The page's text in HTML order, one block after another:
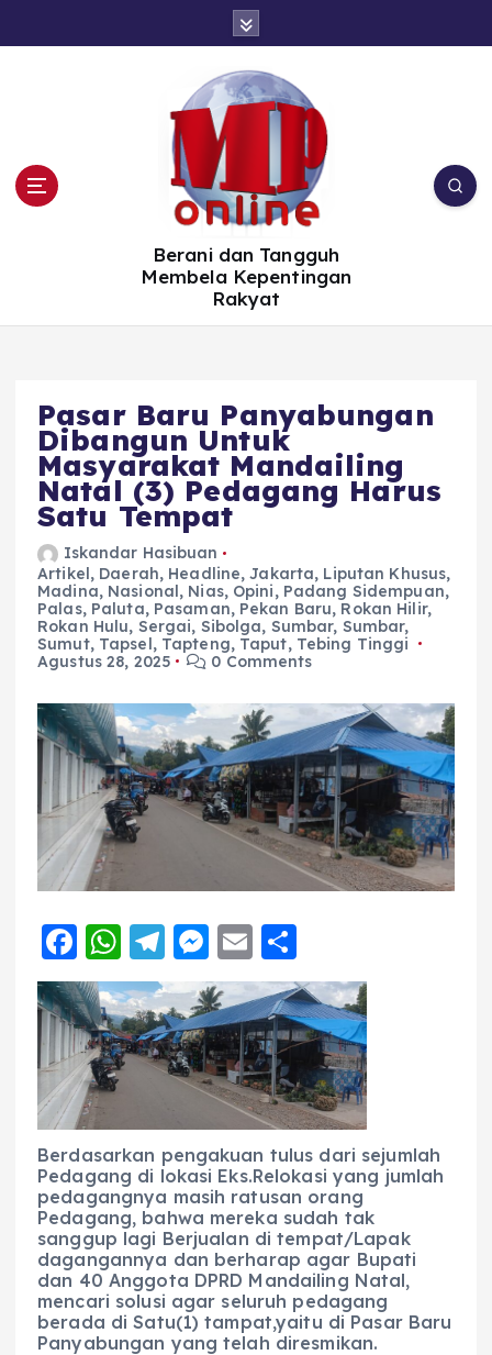
Berani dan Tangguh
Membela Kepentingan
Rakyat
Pasar Baru Panyabungan
Dibangun Untuk
Masyarakat Mandailing
Natal (3) Pedagang Harus
Satu Tempat
Iskandar Hasibuan
Artikel, Daerah, Headline,Jakarta, Liputan Khusus,
Madina, Nasional, Nias, Opini, Padang Sidempuan,
Palas, Paluta, Pasaman, Pekan Baru, Rokan Hilir,
Rokan Hulu, Sergai, Sibolga, Sumbar, Sumbar,
Sumut, Tapsel, Tapteng, Taput, Tebing Tinggi
Agustus 28, 2025
0 Comments
F
a
c
e
b
o
o
k
W
h
a
ts
A
p
T
el
e
g
r
m
M
e
ss
e
n
g
er
E
m
ai
l
h
a
re
Berdasarkan pengakuan tulus dari sejumlah
Pedagang di lokasi Eks.Relokasi yang jumlah
pedagangnya masih ratusan orang
Pedagang, bahwa mereka sudah tak
sanggup lagi Berjualan di tempat/Lapak
dagangannya dan berharap agar Bupati
dan 40 Anggota DPRD Mandailing Natal,
mencari solusi agar seluruh pedagang
berada di Satu(1) tampat,yaitu di Pasar Baru
Panyabungan yang telah diresmikan.